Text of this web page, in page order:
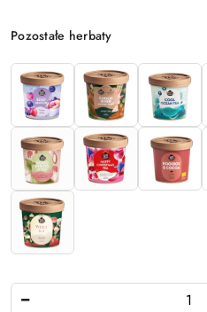
Wariant
Pozostałe herbaty